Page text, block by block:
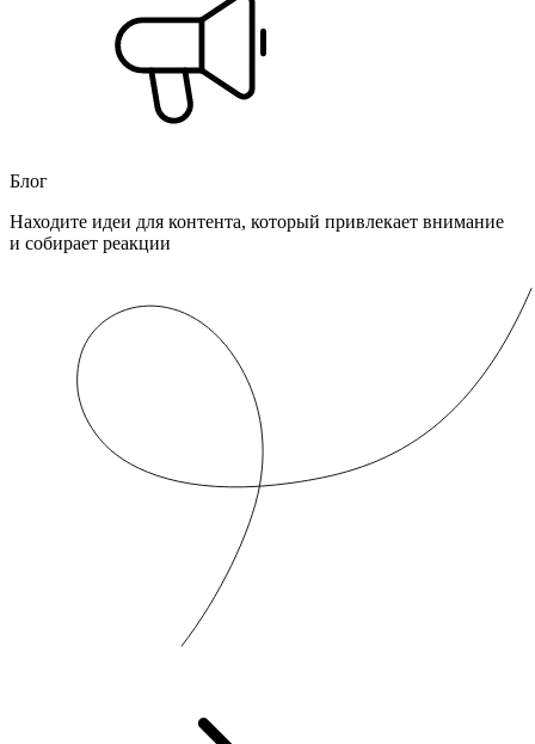
Блог
Находите идеи для контента, который привлекает внимание
и собирает реакции